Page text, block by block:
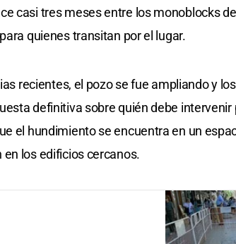
casi tres meses entre los monoblocks
quienes transitan por el lugar.
recientes, el pozo se fue ampliando y
definitiva sobre quién debe intervenir
el hundimiento se encuentra en un
los edificios cercanos.